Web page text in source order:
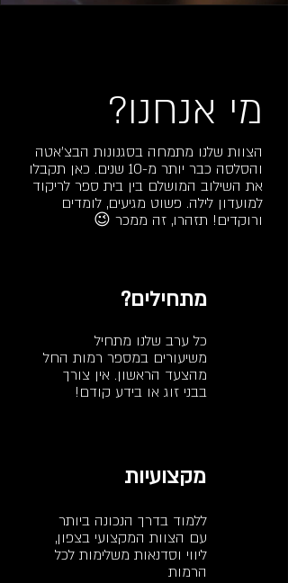
מי אנחנו?
הצוות שלנו מתמחה בסגנונות הבצ'אטה
והסלסה כבר יותר מ-10 שנים. כאן תקבלו
את השילוב המושלם בין בית ספר לריקוד
למועדון לילה. פשוט מגיעים, לומדים
ורוקדים! תזהרו, זה ממכר 😉
מתחילים?
כל ערב שלנו מתחיל
משיעורים במספר רמות החל
מהצעד הראשון. אין צורך
בבני זוג או בידע קודם!
מקצועיות
ללמוד בדרך הנכונה ביותר
עם הצוות המקצועי בצפון,
ליווי וסדנאות משלימות לכל
הרמות